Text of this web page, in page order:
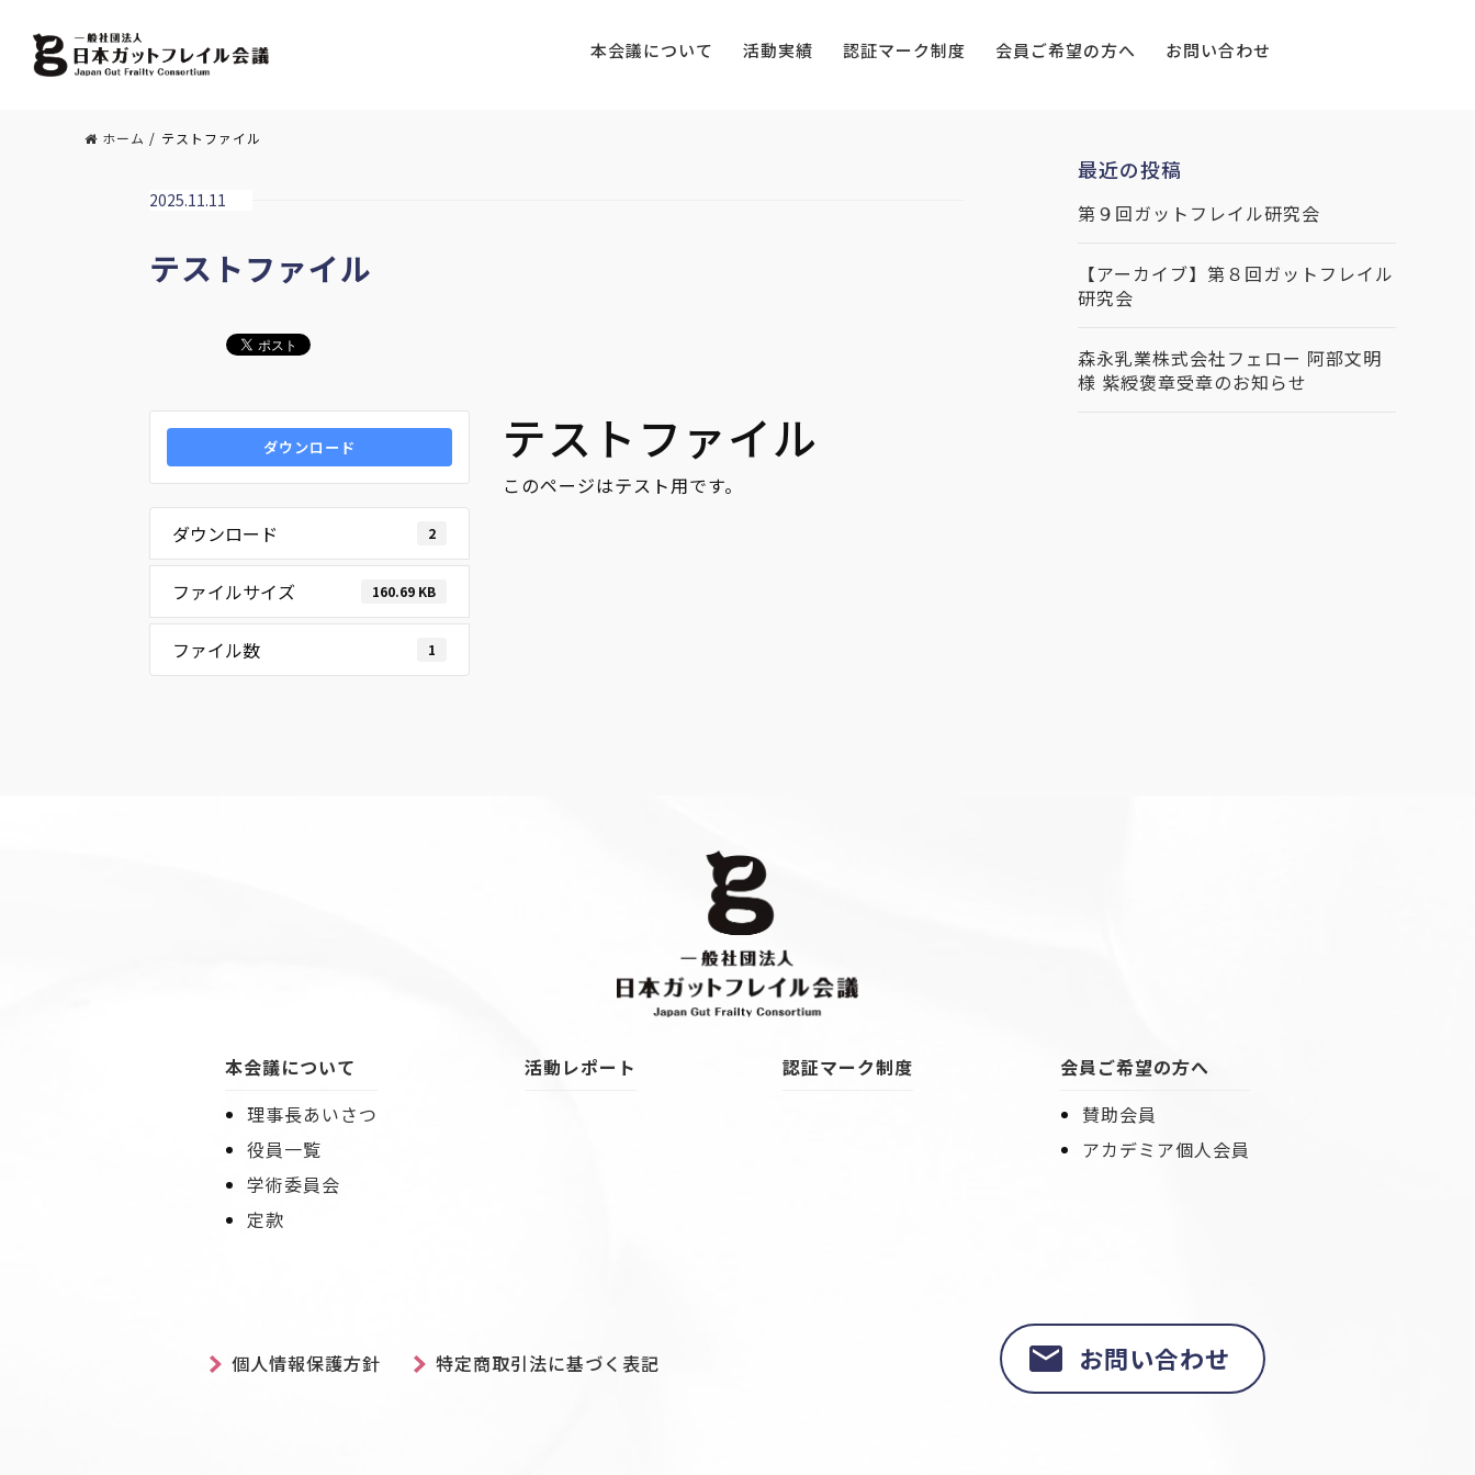
本会議について 活動実績 認証マーク制度 会員ご希望の方へ お問い合わせ
ホーム / テストファイル
2025.11.11
テストファイル
ダウンロード
ダウンロード 2
ファイルサイズ 160.69 KB
ファイル数 1
テストファイル
このページはテスト用です。
最近の投稿
第９回ガットフレイル研究会
【アーカイブ】第８回ガットフレイル
研究会
森永乳業株式会社フェロー 阿部文明
様 紫綬褒章受章のお知らせ
本会議について
理事長あいさつ
役員一覧
学術委員会
定款
活動レポート 認証マーク制度
会員ご希望の方へ
賛助会員
アカデミア個人会員
個人情報保護方針 特定商取引法に基づく表記 お問い合わせ